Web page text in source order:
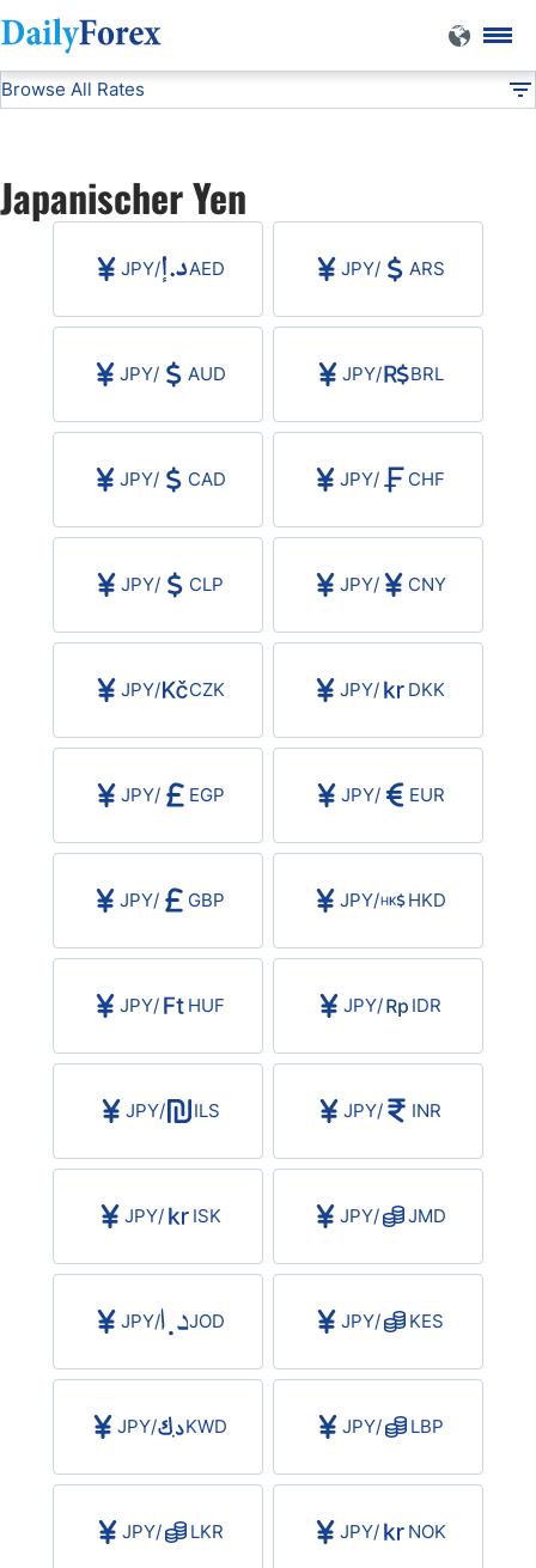
DF Currencies JPY
Browse All Rates
USD/JPY
USD/CHF
USD/CAD
USD/BRL
Bitcoin/USD
All Currencies
Commodities
Japanischer Yen
JPY/ AED JPY/ ARS
JPY/ AUD JPY/ BRL
JPY/ CAD JPY/ CHF
JPY/ CLP JPY/ CNY
JPY/ CZK JPY/ DKK
JPY/ EGP JPY/ EUR
JPY/ GBP JPY/ HKD
JPY/ HUF JPY/ IDR
JPY/ ILS JPY/ INR
JPY/ ISK JPY/ JMD
JPY/ JOD JPY/ KES
JPY/ KWD JPY/ LBP
JPY/ LKR JPY/ NOK